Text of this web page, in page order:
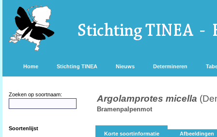
Home Stichting TINEA Nieuws Determineren
Zoeken op soortnaam:
Soortenlijst
Argolamprotes micella
Bramenpalpenmot
Korte soortinformatie Afbeeldingen